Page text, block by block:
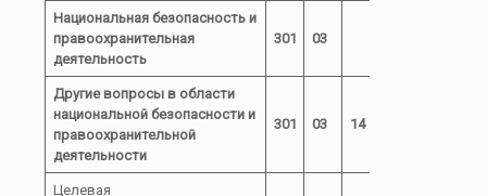
Национальная безопасность и
правоохранительная
деятельность
301 03
Другие вопросы в области
национальной безопасности и
правоохранительной
деятельности
301 03 14
Целевая